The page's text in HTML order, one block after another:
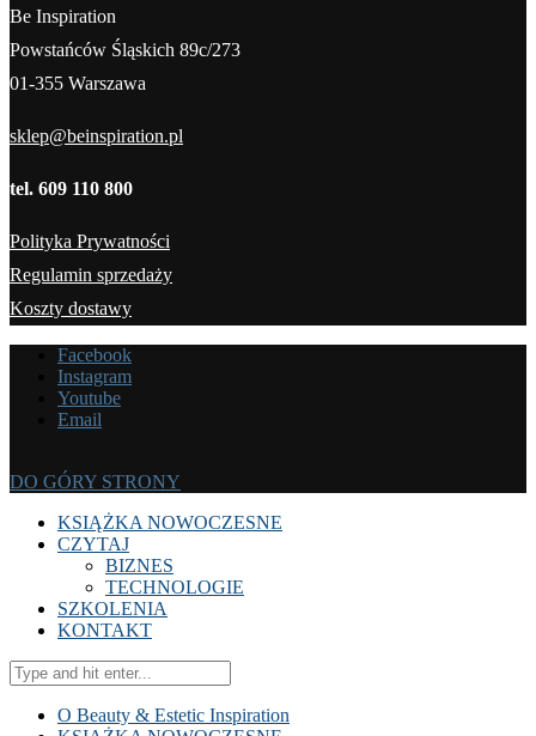
Be Inspiration
Powstańców Śląskich 89c/273
01-355 Warszawa
sklep@beinspiration.pl
tel. 609 110 800
Polityka Prywatności
Regulamin sprzedaży
Koszty dostawy
Facebook
Instagram
Youtube
Email
DO GÓRY STRONY
KSIĄŻKA NOWOCZESNE
CZYTAJ
BIZNES
TECHNOLOGIE
SZKOLENIA
KONTAKT
O Beauty & Estetic Inspiration